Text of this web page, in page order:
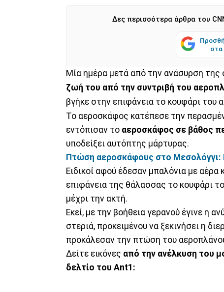
Δες περισσότερα άρθρα του
στα
Μία ημέρα μετά από την ανάσυρση
ζωή του από την συντριβή του
βγήκε στην επιφάνεια το κουφάρι του
Το αεροσκάφος κατέπεσε την
εντόπισαν το αεροσκάφος σε βάθος
υποδείξει αυτόπτης μάρτυρας.
Πτώση αεροσκάφους στο Μεσολόγγι:
Ειδικοί αφού έδεσαν μπαλόνια με
επιφάνεια της θάλασσας το κουφάρι
μέχρι την ακτή.
Εκεί, με την βοήθεια γερανού έγινε η
στεριά, προκειμένου να ξεκινήσει η
προκάλεσαν την πτώση του
Δείτε εικόνες από την ανέλκυση του
δελτίο του Ant1: